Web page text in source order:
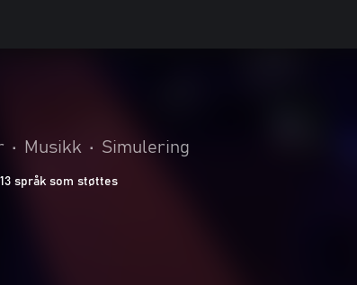
• Musikk • Simulering
13 språk som støttes